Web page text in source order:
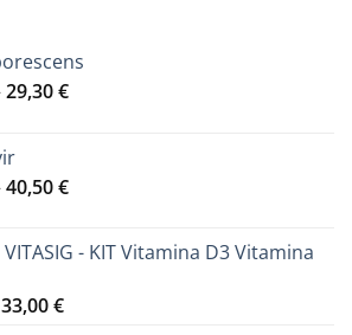
29,30€Fascia
21,60 €
29,30 €
40,50€Fascia
da- KIT Vitamina D3 Vitamina
Il
33,00€Il